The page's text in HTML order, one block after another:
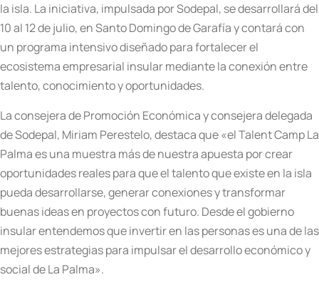
la isla. La iniciativa, impulsada por Sodepal, se desarrollará del
10 al 12 de julio, en Santo Domingo de Garafía y contará con
un programa intensivo diseñado para fortalecer el
ecosistema empresarial insular mediante la conexión entre
talento, conocimiento y oportunidades.
La consejera de Promoción Económica y consejera delegada
de Sodepal, Miriam Perestelo, destaca que «el Talent Camp La
Palma es una muestra más de nuestra apuesta por crear
oportunidades reales para que el talento que existe en la isla
pueda desarrollarse, generar conexiones y transformar
buenas ideas en proyectos con futuro. Desde el gobierno
insular entendemos que invertir en las personas es una de las
mejores estrategias para impulsar el desarrollo económico y
social de La Palma».